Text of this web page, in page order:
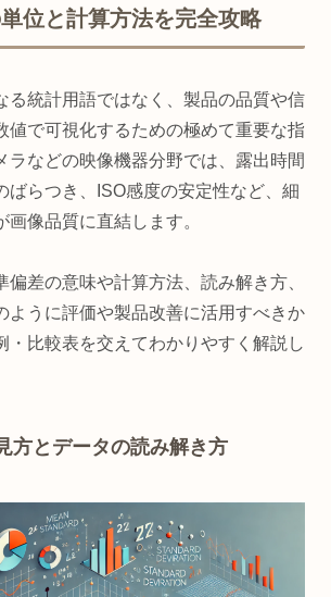
位と計算方法を完全攻略
る統計用語ではなく、製品の品質や信
値で可視化するための極めて重要な指
ラなどの映像機器分野では、露出時間
ばらつき、ISO感度の安定性など、細
像品質に直結します。
偏差の意味や計算方法、読み解き方、
ように評価や製品改善に活用すべきか
・比較表を交えてわかりやすく解説し
方とデータの読み解き方